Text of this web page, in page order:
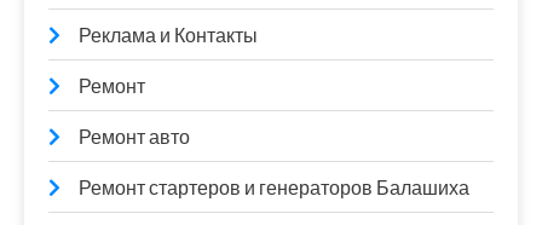
Реклама и Контакты
Ремонт
Ремонт авто
Ремонт стартеров и генераторов Балашиха